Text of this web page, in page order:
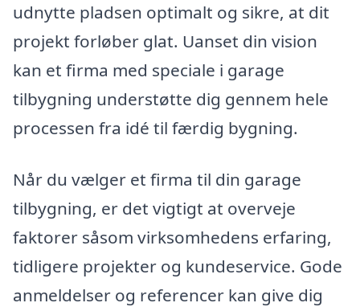
udnytte pladsen optimalt og sikre, at dit
projekt forløber glat. Uanset din vision
kan et firma med speciale i garage
tilbygning understøtte dig gennem hele
processen fra idé til færdig bygning.
Når du vælger et firma til din garage
tilbygning, er det vigtigt at overveje
faktorer såsom virksomhedens erfaring,
tidligere projekter og kundeservice. Gode
anmeldelser og referencer kan give dig